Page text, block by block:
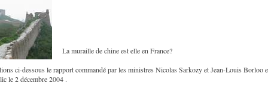
La muraille de chine est elle en France?
ci-dessous le rapport commandé par les ministres Nicolas Sarkozy et Jean-Louis Borloo
le 2 décembre 2004 .